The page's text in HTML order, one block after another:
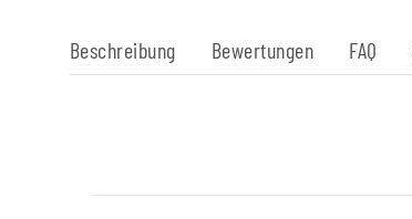
Beschreibung Bewertungen FAQ